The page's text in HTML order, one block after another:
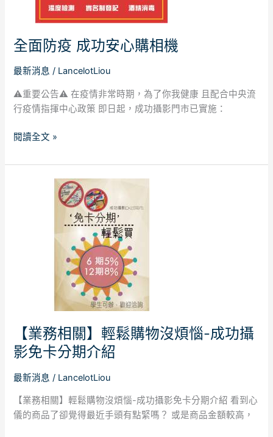
全面防疫 成功安心購相機
最新消息 / LancelotLiou
⚠️重要公告⚠️ 在疫情非常時期，為了你我健康 且配合中央流
行疫情指揮中心政策 即日起，成功攝影門市已實施：
機
閱讀全文 »
【業務相關】輕鬆購物沒煩惱-成功攝
影免卡分期介紹
最新消息 / LancelotLiou
【業務相關】輕鬆購物沒煩惱-成功攝影免卡分期介紹 看到心
儀的商品了卻覺得最近手頭有點緊嗎？ 或是商品金額較高，
惱-
成
功
攝
免
卡